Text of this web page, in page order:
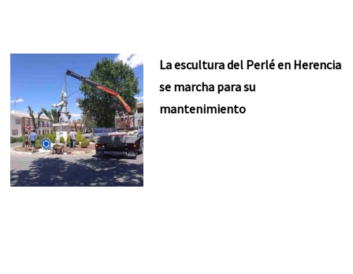
La escultura del Perlé en Herencia
se marcha para su
mantenimiento